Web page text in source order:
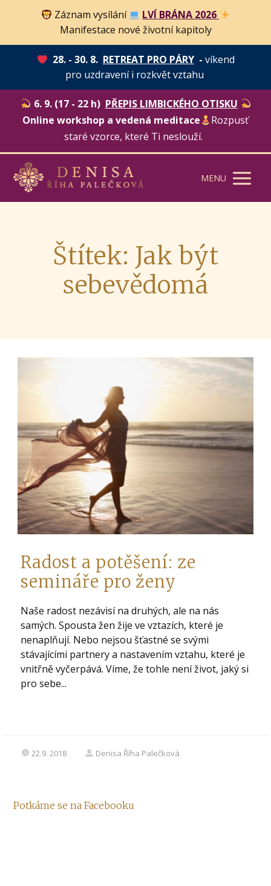
Záznam vysílání
LVÍ BRÁNA 2026
Manifestace nové životní kapitoly
28. - 30. 8. RETREAT PRO PÁRY- víkend
pro uzdravení i rozkvět vztahu
6. 9. (17 - 22 h) PŘEPIS LIMBICKÉHO OTISKU
Online workshop a vedená meditace
Rozpusť
staré vzorce, které Ti neslouží.
MENU
Štítek: Jak být
sebevědomá
Radost a potěšení: ze
semináře pro ženy
Naše radost nezávisí na druhých, ale na nás
samých. Spousta žen žije ve vztazích, které je
nenaplňují. Nebo nejsou šťastné se svými
stávajícími partnery a nastavením vztahu, které je
vnitřně vyčerpává. Víme, že tohle není život, jaký si
pro sebe...
22.9. 2018 Denisa Říha Palečková
Potkáme se na Facebooku